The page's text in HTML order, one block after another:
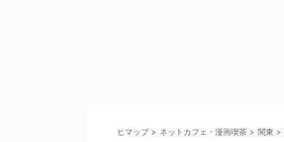
ヒマップ> ネットカフェ・漫画喫茶 > 関東 >